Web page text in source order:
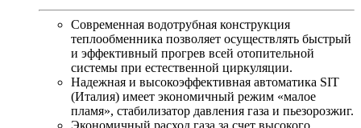
Современная водотрубная конструкция
теплообменника позволяет осуществлять быстрый
и эффективный прогрев всей отопительной
системы при естественной циркуляции.
Надежная и высокоэффективная автоматика SIT
(Италия) имеет экономичный режим «малое
пламя», стабилизатор давления газа и пьезорозжиг.
Экономичный расход газа за счет высокого